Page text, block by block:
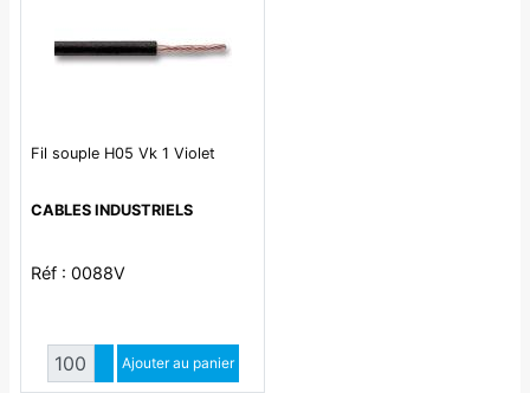
Fil souple H05 Vk 1 Violet
CABLES INDUSTRIELS
Réf : 0088V
Quantité
Augmenter quantité
Diminuer quantité
Ajouter au panier